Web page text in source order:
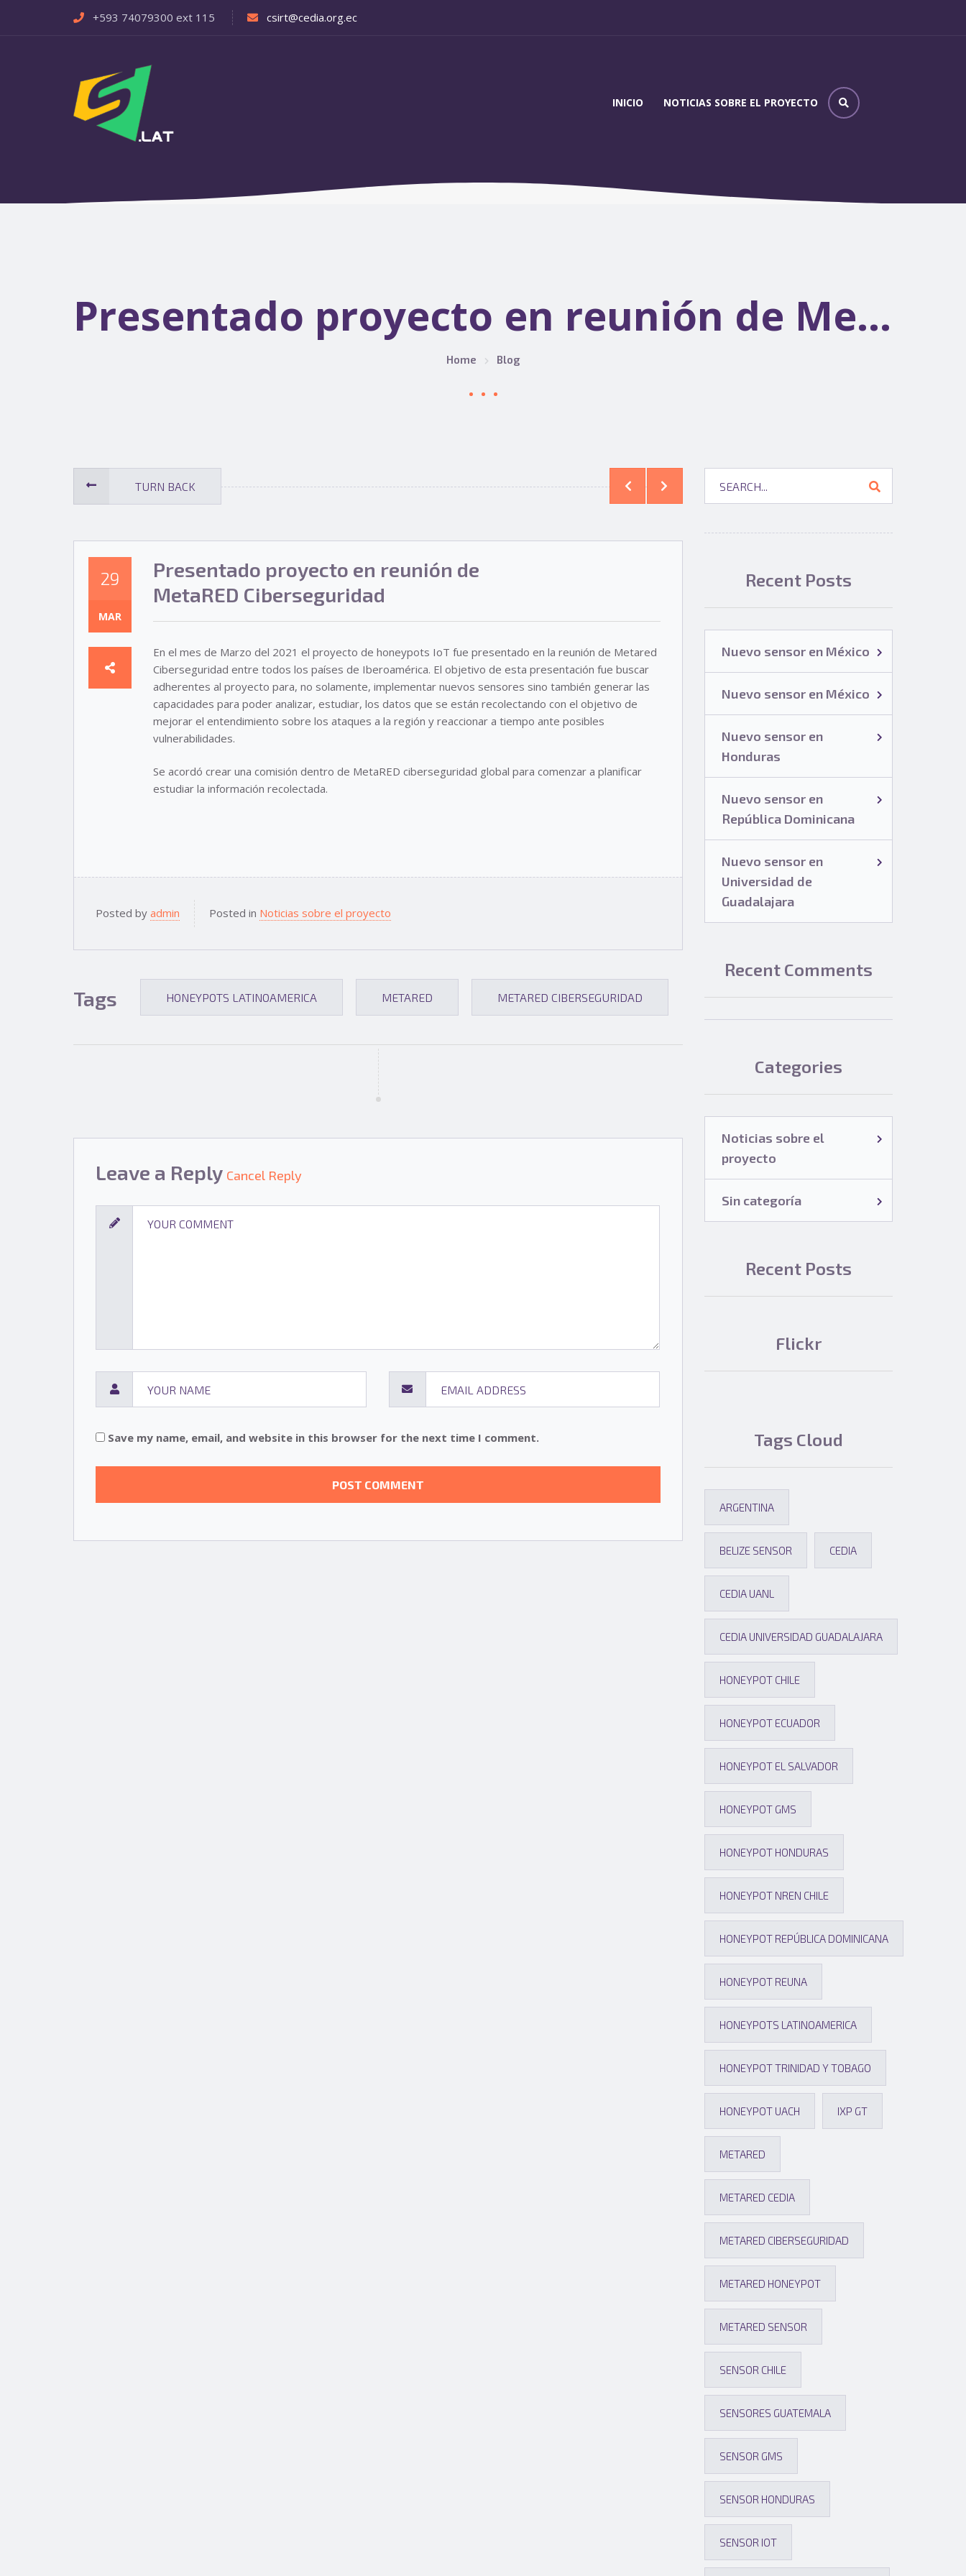
+593 74079300 ext 115 csirt@cedia.org.ec
INICIO NOTICIAS SOBRE EL PROYECTO
Presentado proyecto en reunión de MetaRED Ciberseguridad
Home Blog
TURN BACK
29
MAR
Presentado proyecto en reunión de
MetaRED Ciberseguridad
En el mes de Marzo del 2021 el proyecto de honeypots IoT fue presentado en la reunión de Metared
Ciberseguridad entre todos los países de Iberoamérica. El objetivo de esta presentación fue buscar
adherentes al proyecto para, no solamente, implementar nuevos sensores sino también generar las
capacidades para poder analizar, estudiar, los datos que se están recolectando con el objetivo de
mejorar el entendimiento sobre los ataques a la región y reaccionar a tiempo ante posibles
vulnerabilidades.
Se acordó crear una comisión dentro de MetaRED ciberseguridad global para comenzar a planificar
estudiar la información recolectada.
Posted by admin Posted in Noticias sobre el proyecto
Tags HONEYPOTS LATINOAMERICA METARED METARED CIBERSEGURIDAD
Leave a Reply Cancel Reply
Save my name, email, and website in this browser for the next time I comment.
Recent Posts
Nuevo sensor en México
Nuevo sensor en México
Nuevo sensor en
Honduras
Nuevo sensor en
República Dominicana
Nuevo sensor en
Universidad de
Guadalajara
Recent Comments
Categories
Noticias sobre el
proyecto
Sin categoría
Recent Posts
Flickr
Tags Cloud
ARGENTINA
BELIZE SENSOR CEDIA
CEDIA UANL
CEDIA UNIVERSIDAD GUADALAJARA
HONEYPOT CHILE
HONEYPOT ECUADOR
HONEYPOT EL SALVADOR
HONEYPOT GMS
HONEYPOT HONDURAS
HONEYPOT NREN CHILE
HONEYPOT REPÚBLICA DOMINICANA
HONEYPOT REUNA
HONEYPOTS LATINOAMERICA
HONEYPOT TRINIDAD Y TOBAGO
HONEYPOT UACH IXP GT
METARED
METARED CEDIA
METARED CIBERSEGURIDAD
METARED HONEYPOT
METARED SENSOR
SENSOR CHILE
SENSORES GUATEMALA
SENSOR GMS
SENSOR HONDURAS
SENSOR IOT